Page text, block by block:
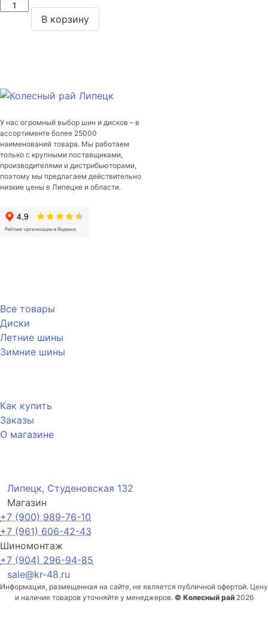
Количество
Yokohama
225/55/R17
Q
В корзину
У нас огромный выбор шин и дисков – в
ассортименте более 25000
наименований товара. Мы работаем
только с крупными поставщиками,
производителями и дистрибьюторами,
поэтому мы предлагаем действительно
низкие цены в Липецке и области.
Все товары
Диски
Летние шины
Зимние шины
Как купить
Заказы
О магазине
Липецк, Студеновская 132
Магазин
+7 (900) 989-76-10
+7 (961) 606-42-43
Шиномонтаж
+7 (904) 296-94-85
sale@kr-48.ru
Информация, размещенная на сайте, не является публичной офертой. Цену
и наличие товаров уточняйте у менеджеров. © Колесный рай 2026